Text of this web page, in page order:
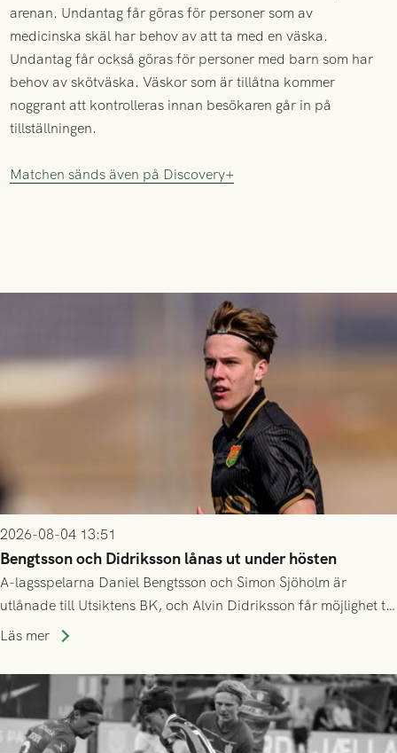
arenan. Undantag får göras för personer som av
medicinska skäl har behov av att ta med en väska.
Undantag får också göras för personer med barn som har
behov av skötväska. Väskor som är tillåtna kommer
noggrant att kontrolleras innan besökaren går in på
tillställningen.
Matchen sänds även på Discovery+
2026-08-04 13:51
Bengtsson och Didriksson lånas ut under hösten
A-lagsspelarna Daniel Bengtsson och Simon Sjöholm är
utlånade till Utsiktens BK, och Alvin Didriksson får möjlighet till
speltid i Hestrafors genom föreningssamarbete.
Läs mer